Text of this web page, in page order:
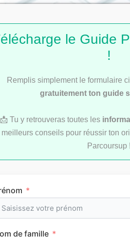
Service Civique : les secrets
de motivation
Les
plus
le Guide
!
Remplis simplement le formulaire
gratuitement ton guide
📩 Tu y retrouveras toutes les
meilleurs conseils pour réussir ton
Parcoursup !
de famille